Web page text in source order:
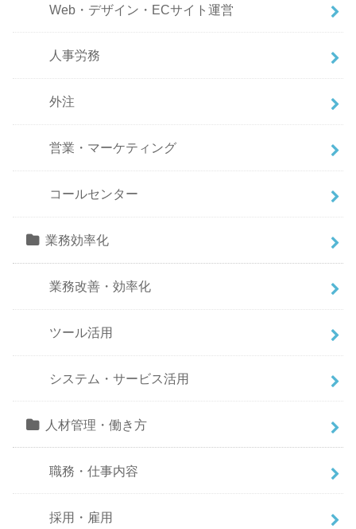
Web・デザイン・ECサイト運営
人事労務
外注
営業・マーケティング
コールセンター
業務効率化
業務改善・効率化
ツール活用
システム・サービス活用
人材管理・働き方
職務・仕事内容
採用・雇用